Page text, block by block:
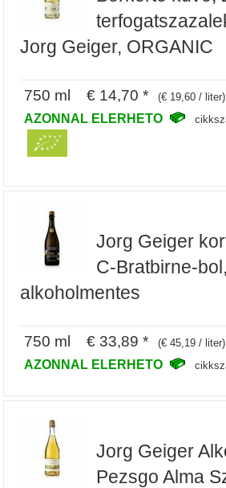
Jorg Geiger, ORGANIC
750 ml € 14,70 * (€ 19,60 / liter)
AZONNAL ELERHETO
Jorg Geiger
C-Bratbirne-bol,
alkoholmentes
750 ml € 33,89 * (€ 45,19 / liter)
AZONNAL ELERHETO
Jorg Geiger
Pezsgo Alma